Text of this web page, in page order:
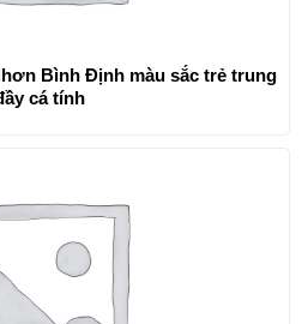
Bình Định màu sắc trẻ trung
cá tính